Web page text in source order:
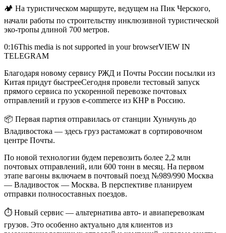
🏕 На туристическом маршруте, ведущем на Пик Черского,
начали работы по строительству инклюзивной туристической
эко-тропы длиной 700 метров.
0:16This media is not supported in your browserVIEW IN
TELEGRAM
Благодаря новому сервису РЖД и Почты России посылки из
Китая придут быстрееСегодня провели тестовый запуск
прямого сервиса по ускоренной перевозке почтовых
отправлений и грузов e-commerce из КНР в Россию.
📦 Первая партия отправилась от станции Хуньчунь до
Владивостока — здесь груз растаможат в сортировочном
центре Почты.
По новой технологии будем перевозить более 2,2 млн
почтовых отправлений, или 600 тонн в месяц. На первом
этапе вагоны включаем в почтовый поезд №989/990 Москва
— Владивосток — Москва. В перспективе планируем
отправки полносоставных поездов.
⏱ Новый сервис — альтернатива авто- и авиаперевозкам
грузов. Это особенно актуально для клиентов из